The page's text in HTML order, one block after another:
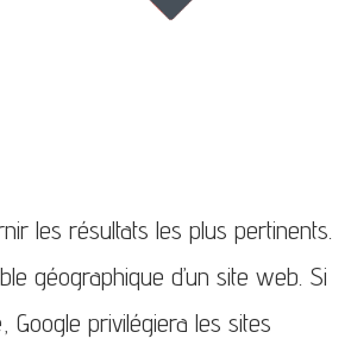
les résultats les plus pertinents.
géographique d’un site web. Si
Google privilégiera les sites